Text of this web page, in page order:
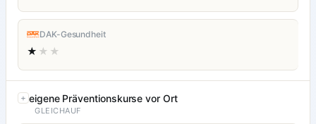
DAK-Gesundheit
★ ★★
eigene Präventionskurse vor Ort
GLEICHAUF